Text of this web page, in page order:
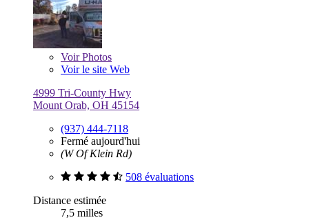
VoirPhotos
Voir le site Web
4999 Tri-County Hwy
Mount Orab, OH 45154
(937) 444-7118
Fermé aujourd'hui
(W Of Klein Rd)
508 évaluations
Distance estimée
7,5 milles